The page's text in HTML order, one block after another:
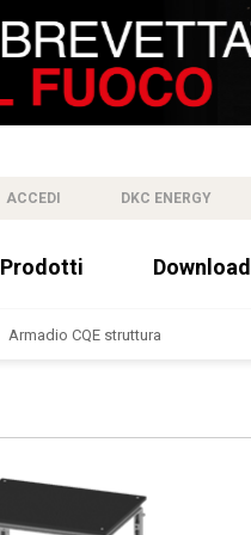
ACCEDI DKC ENERGY
Prodotti Download
Armadio CQE struttura